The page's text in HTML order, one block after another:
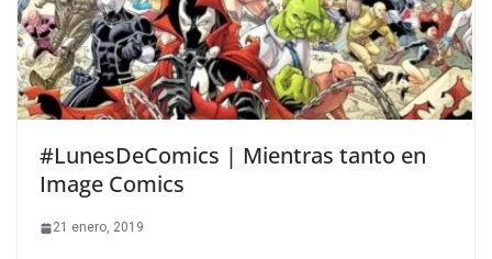
#LunesDeComics | Mientras tanto en
Image Comics
21 enero, 2019